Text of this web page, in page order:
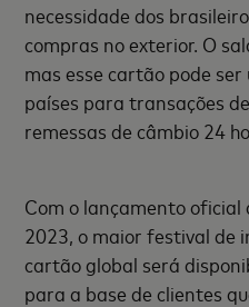
necessidade dos
compras no exterior. O
mas esse cartão pode
países para transações
remessas de câmbio 24
Com o lançamento
2023, o maior festival de
cartão global será
para a base de clientes